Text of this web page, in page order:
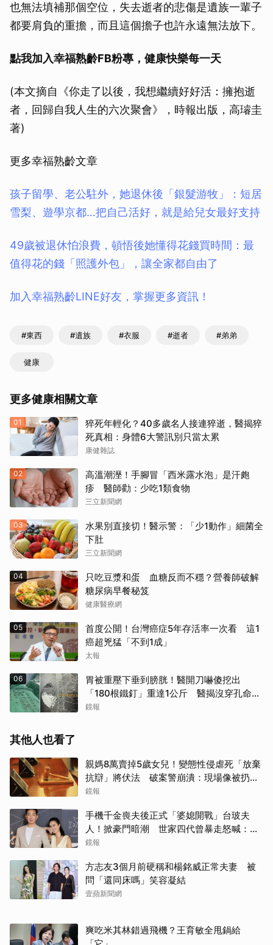
也無法填補那個空位，失去逝者的悲傷是遺族一輩子
都要肩負的重擔，而且這個擔子也許永遠無法放下。
點我加入幸福熟齡FB粉專，健康快樂每一天
(本文摘自《你走了以後，我想繼續好好活：擁抱逝
者，回歸自我人生的六次聚會》，時報出版，高璿圭
著)
更多幸福熟齡文章
孩子留學、老公駐外，她退休後「銀髮游牧」：短居
雪梨、遊學京都…把自己活好，就是給兒女最好支持
49歲被退休怕浪費，頓悟後她懂得花錢買時間：最
值得花的錢「照護外包」，讓全家都自由了
加入幸福熟齡LINE好友，掌握更多資訊！
#東西 #遺族 #衣服 #逝者 #弟弟
健康
更多健康相關文章
01
猝死年輕化？40多歲名人接連猝逝，醫揭猝
死真相：身體6大警訊別只當太累
康健雜誌
02
高溫潮溼！手腳冒「西米露水泡」是汗皰
疹 醫師勸：少吃1類食物
三立新聞網
03
水果別直接切！醫示警：「少1動作」細菌全
下肚
三立新聞網
04
只吃豆漿和蛋 血糖反而不穩？營養師破解
糖尿病早餐秘笈
健康醫療網
05
首度公開！台灣癌症5年存活率一次看 這1
癌超兇猛「不到1成」
太報
06
胃被重壓下垂到膀胱！醫開刀嚇傻挖出
「180根鐵釘」重達1公斤 醫揭沒穿孔命大
全靠它
鏡報
其他人也看了
親媽8萬賣掉5歲女兒！變態性侵虐死「放棄
抗辯」將伏法 破案警崩潰：現場像被扔掉
的洋娃娃
鏡報
手機千金喪夫後正式「婆媳開戰」台玻夫
人！掀豪門暗潮 世家四代曾暴走怒喊：我
只是一個年輕人
鏡報
方志友3個月前硬稱和楊銘威正常夫妻 被
問「還同床嗎」笑容凝結
壹蘋新聞網
爽吃米其林錯過飛機？王育敏全甩鍋給